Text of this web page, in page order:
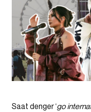
Saat denger ‘go